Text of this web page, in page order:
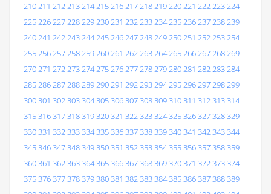
210211 212213214215216217218219220221 222223224
225226227228229230231 232233234235236237238239
240241 242243244245246247248249250251 252253254
255256257258259260261 262263264265266267268269
270271 272273274275276277278279280281 282283284
285286287288289290291 292293294295296297298299
300301 302303304305306307308309310311 312313314
315316317318319320321 322323324325326327328329
330331 332333334335336337338339340341 342343344
345346347348349350351 352353354355356357358359
360361 362363364365366367368369370371 372373374
375376377378379380381 382383384385386387388389